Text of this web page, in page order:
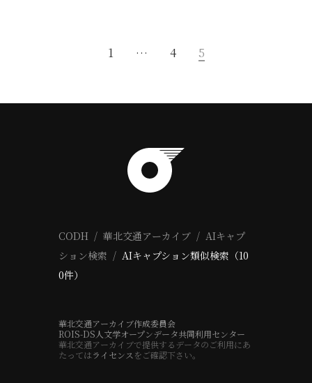
1 … 4 5
CODH 華北交通アーカイブ
AIキャプ
ション検索
AIキャプション類似検索（10
0件）
華北交通アーカイブ作成委員会
ROIS-DS人文学オープンデータ共同利用センター
華北交通アーカイブで提供するデータのご利用にあ
たってはライセンス をご確認下さい。